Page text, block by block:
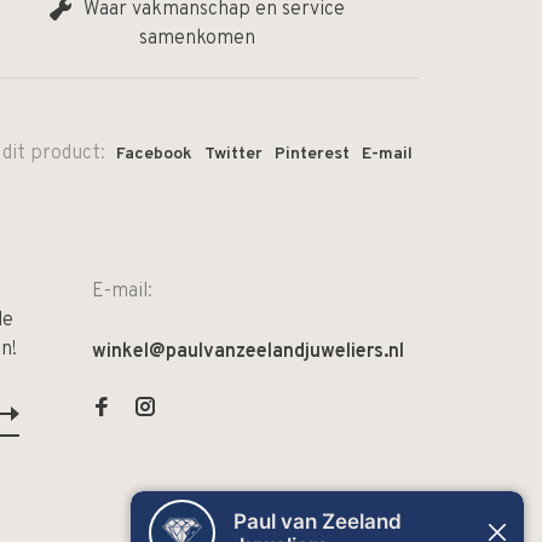
Waar vakmanschap en service
samenkomen
dit product: Facebook Twitter Pinterest E-mail
E-mail:
winkel@paulvanzeelandjuweliers.nl